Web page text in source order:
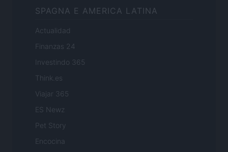
SPAGNA E AMERICA LATINA
Actualidad
Finanzas 24
Investindo 365
Think.es
Viajar 365
ES Newz
Pet Story
Encocina